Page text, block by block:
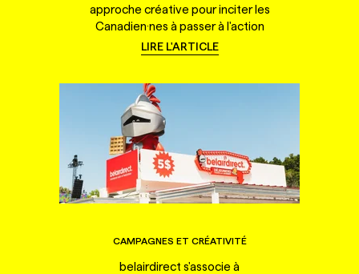
approche créative pour inciter les
Canadien·nes à passer à l'action
LIRE L'ARTICLE
CAMPAGNES ET CRÉATIVITÉ
belairdirect s'associe à